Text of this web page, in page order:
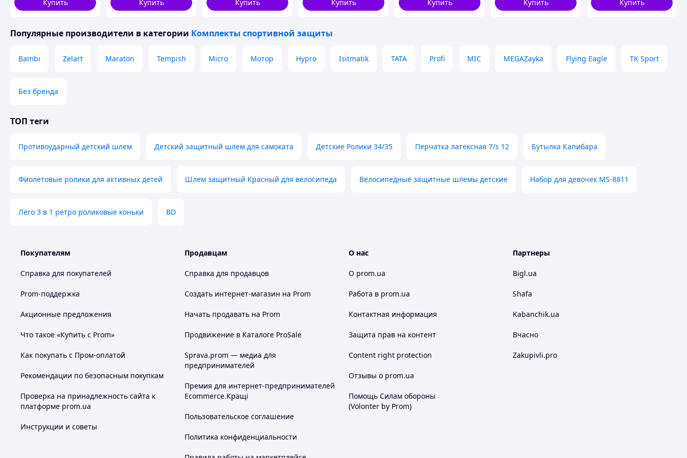
Купить
Купить
Купить
Купить
Купить
Купить Купить
Популярные производители в категории Комплекты спортивной защиты
Bambi Zelart Maraton Tempish Micro Мотор Hypro Isitmatik TATA Profi MIC MEGAZayka Flying Eagle TK Sport
Без бренда
ТОП теги
Противоударный детский шлем Детский защитный шлем для самоката Детские Ролики 34/35 Перчатка латексная 7/s 12 Бутылка Капибара
Фиолетовые ролики для активных детей Шлем защитный Красный для велосипеда Велосипедные защитные шлемы детские Набор для девочек MS-8811
Лего 3 в 1 ретро роликовые коньки BD
Покупателям
Справка для покупателей
Prom-поддержка
Акционные предложения
Что такое «Купить с Prom»
Как покупать с Пром-оплатой
Рекомендации по безопасным покупкам
Проверка на принадлежность сайта к
платформе prom.ua
Инструкции и советы
Продавцам
Справка для продавцов
Создать интернет-магазин на Prom
Начать продавать на Prom
Продвижение в Каталоге ProSale
Sprava.prom — медиа для
предпринимателей
Премия для интернет-предпринимателей
Ecommerce.Кращі
Пользовательское соглашение
Политика конфиденциальности
О нас
О prom.ua
Работа в prom.ua
Контактная информация
Защита прав на контент
Content right protection
Отзывы о prom.ua
Помощь Силам обороны
(Volonter by Prom)
Партнеры
Bigl.ua
Shafa
Kabanchik.ua
Вчасно
Zakupivli.pro